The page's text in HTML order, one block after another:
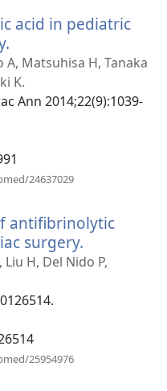
acid in pediatric
neues
Fenster)
A, Matsuhisa H, Tanaka
K.
Ann 2014;22(9):1039-
24637029
antifibrinolytic
surgery.
neues
Liu H, Del Nido P,
25954976